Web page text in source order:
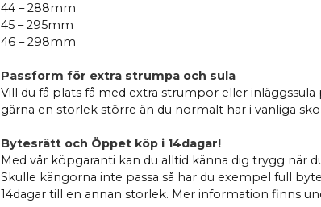
44 – 288mm
45 – 295mm
46 – 298mm
Passform för extra strumpa och sula
Vill du få plats få med extra strumpor eller inläggssula
gärna en storlek större än du normalt har i vanliga
Bytesrätt och Öppet köp i 14dagar!
Med vår köpgaranti kan du alltid känna dig trygg när
Skulle kängorna inte passa så har du exempel full
14dagar till en annan storlek. Mer information finns